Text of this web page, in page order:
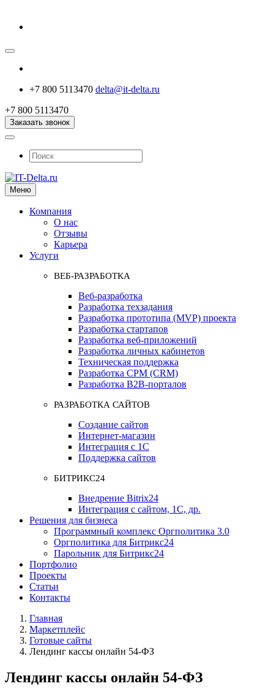
+7 800 5113470 delta@it-delta.ru
+7 800 5113470
Заказать звонок
Меню
Компания
О нас
Отзывы
Карьера
Услуги
ВЕБ-РАЗРАБОТКА
Веб-разработка
Разработка техзадания
Разработка прототипа (MVP) проекта
Разработка стартапов
Разработка веб-приложений
Разработка личных кабинетов
Техническая поддержка
Разработка СРМ (CRM)
Разработка B2B-порталов
РАЗРАБОТКА САЙТОВ
Создание сайтов
Интернет-магазин
Интеграция с 1С
Поддержка сайтов
БИТРИКС24
Внедрение Bitrix24
Интеграция с сайтом, 1С, др.
Решения для бизнеса
Программный комплекс Оргполитика 3.0
Оргполитика для Битрикс24
Парольник для Битрикс24
Портфолио
Проекты
Статьи
Контакты
Главная
Маркетплейс
Готовые сайты
Лендинг кассы онлайн 54-ФЗ
Лендинг кассы онлайн 54-ФЗ